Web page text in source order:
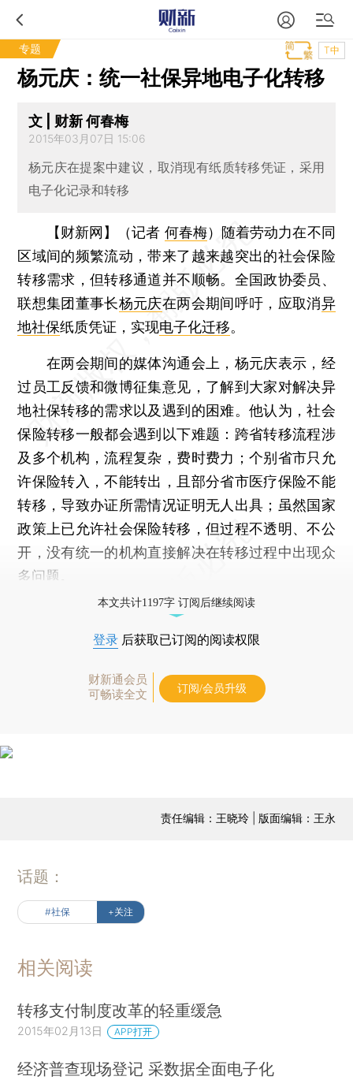
专题 T中
杨元庆：统一社保异地电子化转移
文 | 财新 何春梅
2015年03月07日 15:06
杨元庆在提案中建议，取消现有纸质转移凭证，采用
电子化记录和转移
【财新网】（记者 何春梅） 随着劳动力在不同
区域间的频繁流动，带来了越来越突出的社会保险
转移需求，但转移通道并不顺畅。全国政协委员、
联想集团董事长杨元庆在两会期间呼吁，应取消异
地社保纸质凭证，实现电子化迁移。
在两会期间的媒体沟通会上，杨元庆表示，经
过员工反馈和微博征集意见，了解到大家对解决异
地社保转移的需求以及遇到的困难。他认为，社会
保险转移一般都会遇到以下难题：跨省转移流程涉
及多个机构，流程复杂，费时费力；个别省市只允
许保险转入，不能转出，且部分省市医疗保险不能
转移，导致办证所需情况证明无人出具；虽然国家
政策上已允许社会保险转移，但过程不透明、不公
开，没有统一的机构直接解决在转移过程中出现众
多问题。
本文共计1197字 订阅后继续阅读
登录 后获取已订阅的阅读权限
财新通会员
可畅读全文
订阅/会员升级
责任编辑：王晓玲 | 版面编辑：王永
话题：
#社保 +关注
相关阅读
转移支付制度改革的轻重缓急
2015年02月13日 APP打开
经济普查现场登记 采数据全面电子化